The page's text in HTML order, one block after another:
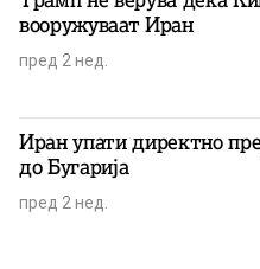
вооружуваат Иран
пред 2 нед.
Иран упати директно
до Бугарија
пред 2 нед.